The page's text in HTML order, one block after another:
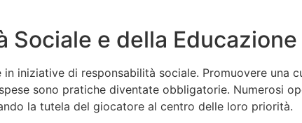
Sociale e della
iniziative di responsabilità sociale. Promuovere una
sono pratiche diventate obbligatorie. Numerosi
la tutela del giocatore al centro delle loro priorità.